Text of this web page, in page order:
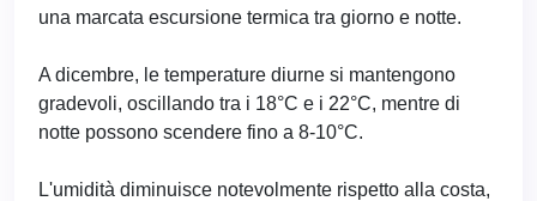
una marcata escursione termica tra giorno e notte.
A dicembre, le temperature diurne si mantengono
gradevoli, oscillando tra i 18°C e i 22°C, mentre di
notte possono scendere fino a 8-10°C.
L'umidità diminuisce notevolmente rispetto alla costa,